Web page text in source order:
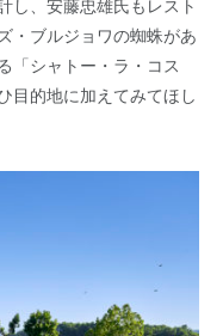
し、安藤忠雄氏もレスト
・ブルジョワの蜘蛛があ
「シャトー・ラ・コス
目的地に加えてみてほし